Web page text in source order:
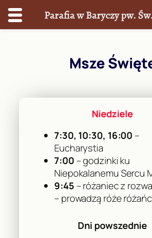
Msze
Niedziele
7:30, 10:30, 16:00 –
Eucharystia
7:00 – godzinki ku
Niepokalanemu Sercu
9:45 – różaniec z
– prowadzą róże
Dni powszednie
Parafia w Baryczy pw.